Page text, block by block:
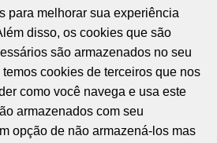
para melhorar sua experiência
disso, os cookies que são
são armazenados no seu
cookies de terceiros que nos
como você navega e usa este
armazenados com seu
opção de não armazená-los mas